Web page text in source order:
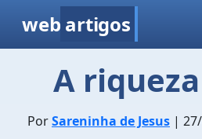
web artigos
A
PorSareninha de Jesus |